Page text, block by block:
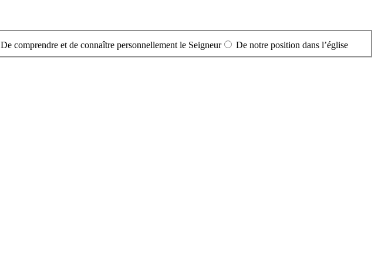
De comprendre et de connaître personnellement le Seigneur De notre position dans l’église